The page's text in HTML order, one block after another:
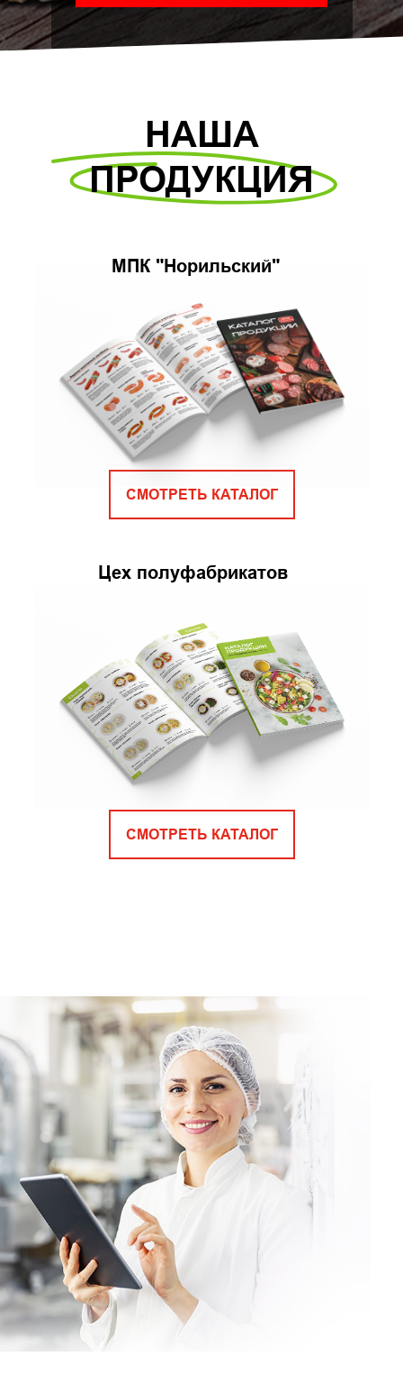
СМОТРЕТЬ КАТАЛОГ
СМОТРЕТЬ КАТАЛОГ
Цех полуфабрикатов
НАША
ПРОДУКЦИЯ
МПК "Норильский"